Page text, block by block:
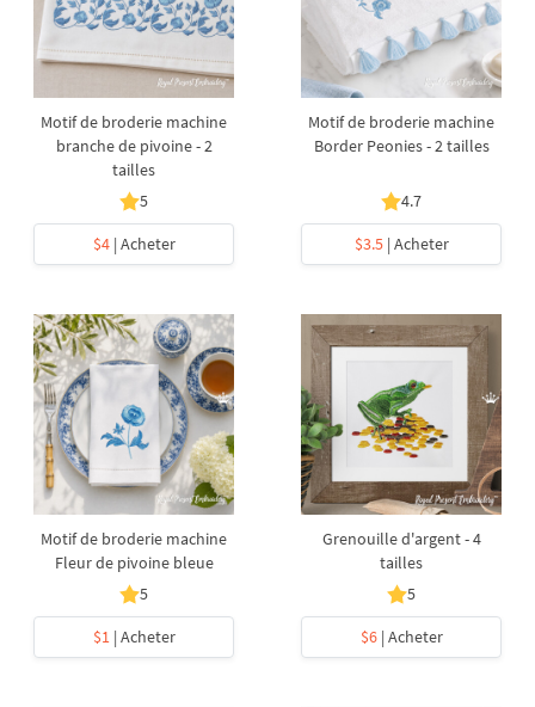
Motif de broderie machine
branche de pivoine - 2
tailles
5
$4| Acheter
Motif de broderie machine
Border Peonies - 2 tailles
4.7
$3.5| Acheter
Motif de broderie machine
Fleur de pivoine bleue
5
$1| Acheter
Grenouille d'argent - 4
tailles
5
$6| Acheter